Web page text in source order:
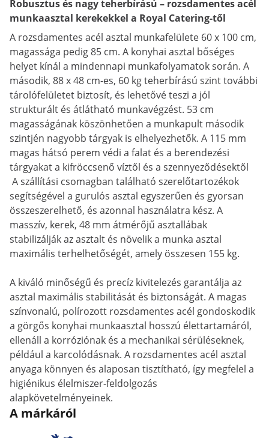
Robusztus és nagy teherbírású – rozsdamentes acél
munkaasztal kerekekkel a Royal Catering-től
A rozsdamentes acél asztal munkafelülete 60 x 100 cm,
magassága pedig 85 cm. A konyhai asztal bőséges
helyet kínál a mindennapi munkafolyamatok során. A
második, 88 x 48 cm-es, 60 kg teherbírású szint további
tárolófelületet biztosít, és lehetővé teszi a jól
strukturált és átlátható munkavégzést. 53 cm
magasságának köszönhetően a munkapult második
szintjén nagyobb tárgyak is elhelyezhetők. A 115 mm
magas hátsó perem védi a falat és a berendezési
tárgyakat a kifröccsenő víztől és a szennyeződésektől
A szállítási csomagban található szerelőtartozékok
segítségével a gurulós asztal egyszerűen és gyorsan
összeszerelhető, és azonnal használatra kész. A
masszív, kerek, 48 mm átmérőjű asztallábak
stabilizálják az asztalt és növelik a munka asztal
maximális terhelhetőségét, amely összesen 155 kg.
A kiváló minőségű és precíz kivitelezés garantálja az
asztal maximális stabilitását és biztonságát. A magas
színvonalú, polírozott rozsdamentes acél gondoskodik
a görgős konyhai munkaasztal hosszú élettartamáról,
ellenáll a korróziónak és a mechanikai sérüléseknek,
például a karcolódásnak. A rozsdamentes acél asztal
anyaga könnyen és alaposan tisztítható, így megfelel a
higiénikus élelmiszer-feldolgozás
alapkövetelményeinek.
A márkáról